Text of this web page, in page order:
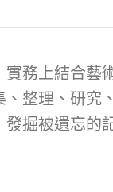
務上結合
整理、研
掘被遺忘的